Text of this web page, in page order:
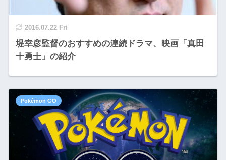
2016.07.22 Fri
堤幸彦監督のおすすめの連続ドラマ、映画「真田
十勇士」の紹介
Pokémon GO